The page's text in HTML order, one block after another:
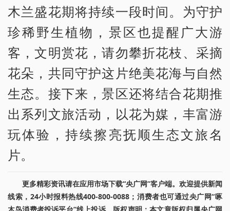
木兰盛花期将持续一段时间。为守护
珍稀野生植物，景区也提醒广大游
客，文明赏花，请勿攀折花枝、采摘
花朵，共同守护这片绝美花海与自然
生态。接下来，景区还将结合花期推
出系列文旅活动，以花为媒，丰富游
玩体验，持续擦亮抚顺生态文旅名
片。
更多精彩资讯请在应用市场下载“央广网”客户端。欢迎提供新闻
线索，24小时报料热线400-800-0088；消费者也可通过央广网“啄